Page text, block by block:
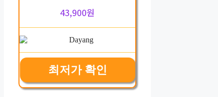
43,900원
최저가 확인